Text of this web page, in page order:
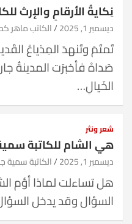
نِكايةُ الأرقامِ والإرث
ديسمبر 1, 2025 الكاتب ماهر
تَمتَمَ وتَنهدَ المِذياعُ
صَداهْ فأخبرَت المدينةُ
الخَيالِ…
شعر ونثر
هي الشام للكاتبة
ديسمبر 1, 2025 الكاتبة سمية
هل تساءلت لماذا أؤم
السؤال وقد يدخل